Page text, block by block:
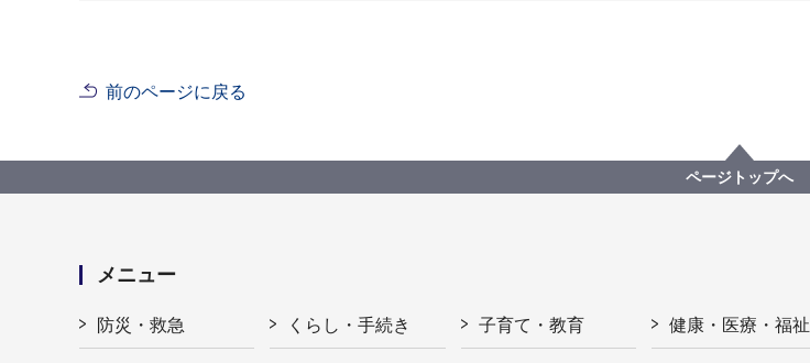
前のページに戻る
ページトップへ
メニュー
防災・救急 くらし・手続き 子育て・教育 健康・医療・福祉